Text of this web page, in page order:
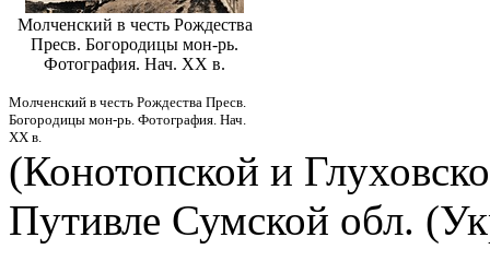
Молченский в честь Рождества
Пресв. Богородицы мон-рь.
Фотография. Нач. XX в.
Молченский в честь Рождества Пресв.
Богородицы мон-рь. Фотография. Нач.
XX в.
(Конотопской и
Путивле Сумской обл.